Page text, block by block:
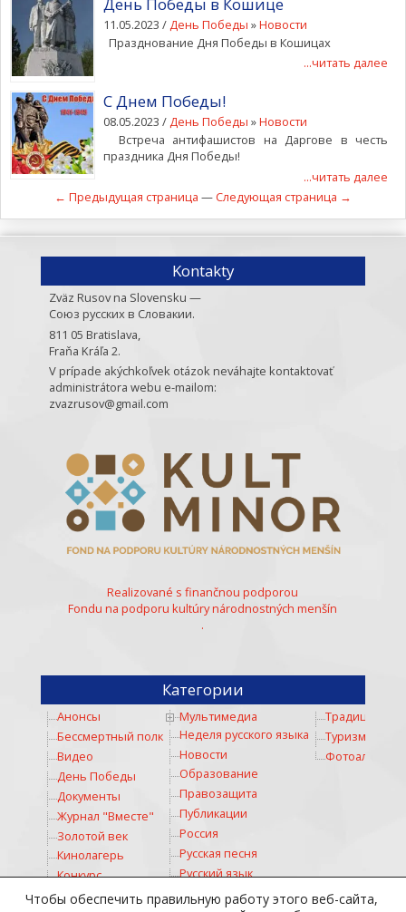
11.05.2023 /День Победы »Новости
Празднование Дня Победы в Кошицах
...читать далее
С Днем Победы!
08.05.2023 /День Победы »Новости
Встреча антифашистов на Даргове в честь
праздника Дня Победы!
...читать далее
← Предыдущая страница —Следующая страница →
Чтобы обеспечить правильную работу этого веб-сайта,
Kontakty
Zväz Rusov na Slovensku —
Союз русских в Словакии.
811 05 Bratislava,
Fraňa Kráľa 2.
V prípade akýchkoľvek otázok neváhajte kontaktovať
administrátora webu e-mailom:
zvazrusov@gmail.com
Realizované s finančnou podporou
Fondu na podporu kultúry národnostných menšín
.
Категории
Анонсы
Бессмертный полк
Видео
День Победы
Документы
Журнал "Вместе"
Золотой век
Кинолагерь
Конкурс
Коронавирус
Мультимедиа
Неделя русского языка
Новости
Образование
Правозащита
Публикации
Россия
Русская песня
Русский язык
Русское слово
Традиции
Туризм
Фотоальбом